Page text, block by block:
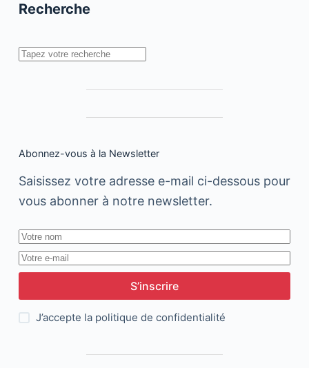
Magie
»
de
Recherche
Rechercher
Abonnez-vous à la Newsletter
Saisissez votre adresse e-mail ci-dessous pour
vous abonner à notre newsletter.
S’inscrire
J’accepte la politique de confidentialité